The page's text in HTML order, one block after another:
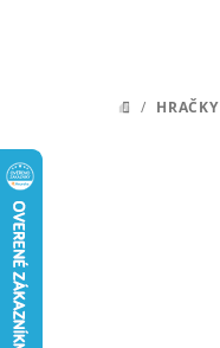
DOMOV
/ HRAČKY